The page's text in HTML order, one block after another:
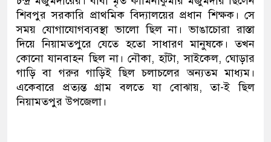
শিবপুর সরকারি প্রাথমিক বিদ্যালয়ের প্রধান শিক্ষক। সে
সময় যোগাযোগব্যবস্থা ভালো ছিল না। ভাঙাচোরা রাস্তা
দিয়ে নিয়ামতপুরে যেতে হতো সাধারণ মানুষকে। তখন
কোনো যানবাহন ছিল না। নৌকা, হাঁটা, সাইকেল, ঘোড়ার
গাড়ি বা গরুর গাড়িই ছিল চলাচলের অন্যতম মাধ্যম।
একেবারে প্রত্যন্ত গ্রাম বলতে যা বোঝায়, তা-ই ছিল
নিয়ামতপুর উপজেলা।